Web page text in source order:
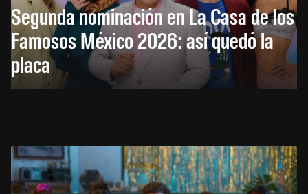
Segunda nominación en La Casa de los
Famosos México 2026: así quedó la
placa